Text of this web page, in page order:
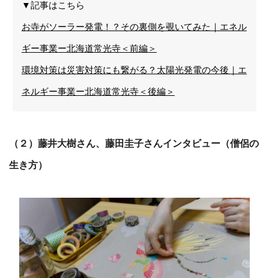
▼記事はこちら
お寺がソーラー発電！？その裏側を覗いてみた｜エネル
ギー事業ー北海道常光寺＜前編＞
環境対策は災害対策にも繋がる？太陽光発電の今後｜エ
ネルギー事業ー北海道常光寺＜後編＞
（２）藤井大樹さん、藤田圭子さんインタビュー（僧侶の
生き方）